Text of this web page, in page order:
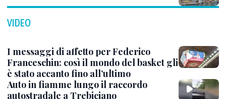
VIDEO
I messaggi di affetto per Federico
Franceschin: così il mondo del basket gli
è stato accanto fino all’ultimo
Auto in fiamme lungo il raccordo
autostradale a Trebiciano